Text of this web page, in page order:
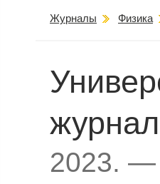
Журналы Физика
журнал
2023. —